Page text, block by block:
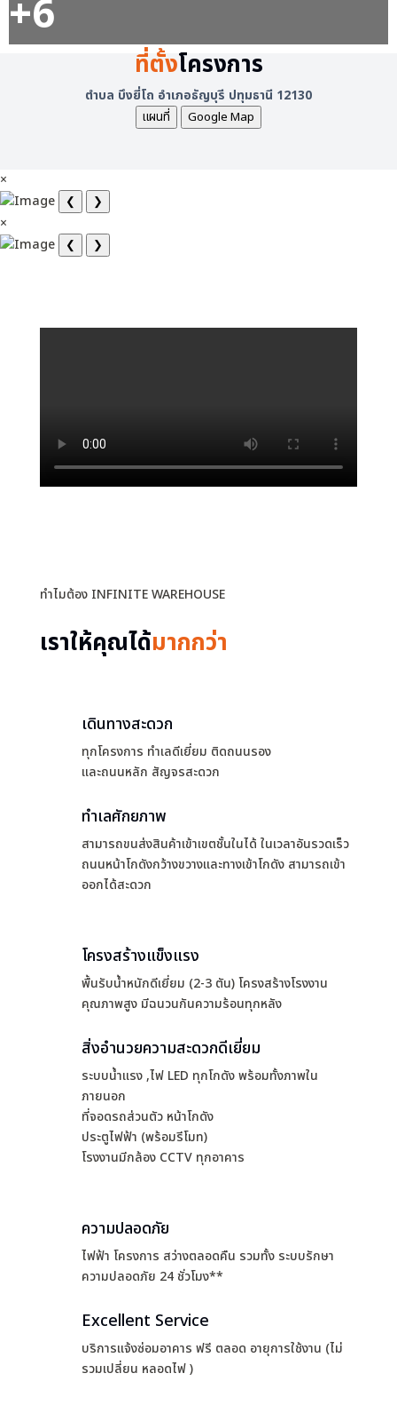
+6
ที่ตั้งโครงการ
ตำบล บึงยี่โถ อำเภอธัญบุรี ปทุมธานี 12130
แผนที่ Google Map
×
❮ ❯
×
❮ ❯
ทำไมต้อง INFINITE WAREHOUSE
เราให้คุณได้มากกว่า
เดินทางสะดวก
ทุกโครงการ ทำเลดีเยี่ยม ติดถนนรอง
และถนนหลัก สัญจรสะดวก
ทำเลศักยภาพ
สามารถขนส่งสินค้าเข้าเขตชั้นในได้ ในเวลาอันรวดเร็ว
ถนนหน้าโกดังกว้างขวางและทางเข้าโกดัง สามารถเข้า
ออกได้สะดวก
โครงสร้างแข็งแรง
พื้นรับน้ำหนักดีเยี่ยม (2-3 ตัน) โครงสร้างโรงงาน
คุณภาพสูง มีฉนวนกันความร้อนทุกหลัง
สิ่งอำนวยความสะดวกดีเยี่ยม
ระบบน้ำแรง ,ไฟ LED ทุกโกดัง พร้อมทั้งภาพใน
ภายนอก
ที่จอดรถส่วนตัว หน้าโกดัง
ประตูไฟฟ้า (พร้อมรีโมท)
โรงงานมีกล้อง CCTV ทุกอาคาร
ความปลอดภัย
ไฟฟ้า โครงการ สว่างตลอดคืน รวมทั้ง ระบบรักษา
ความปลอดภัย 24 ชั่วโมง**
Excellent Service
บริการแจ้งซ่อมอาคาร ฟรี ตลอด อายุการใช้งาน (ไม่
รวมเปลี่ยน หลอดไฟ )